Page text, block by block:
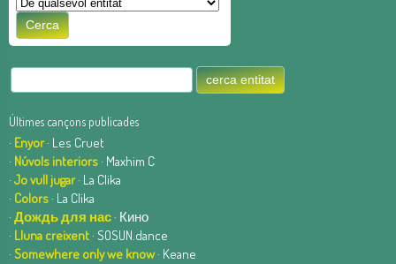
Últimes cançons publicades
· Enyor· Les Cruet
· Núvols interiors· Maxhim C
· Jo vull jugar· La Clika
· Colors· La Clika
· Дождь для нас· Кино
· Lluna creixent· SOSUN.dance
· Somewhere only we know· Keane